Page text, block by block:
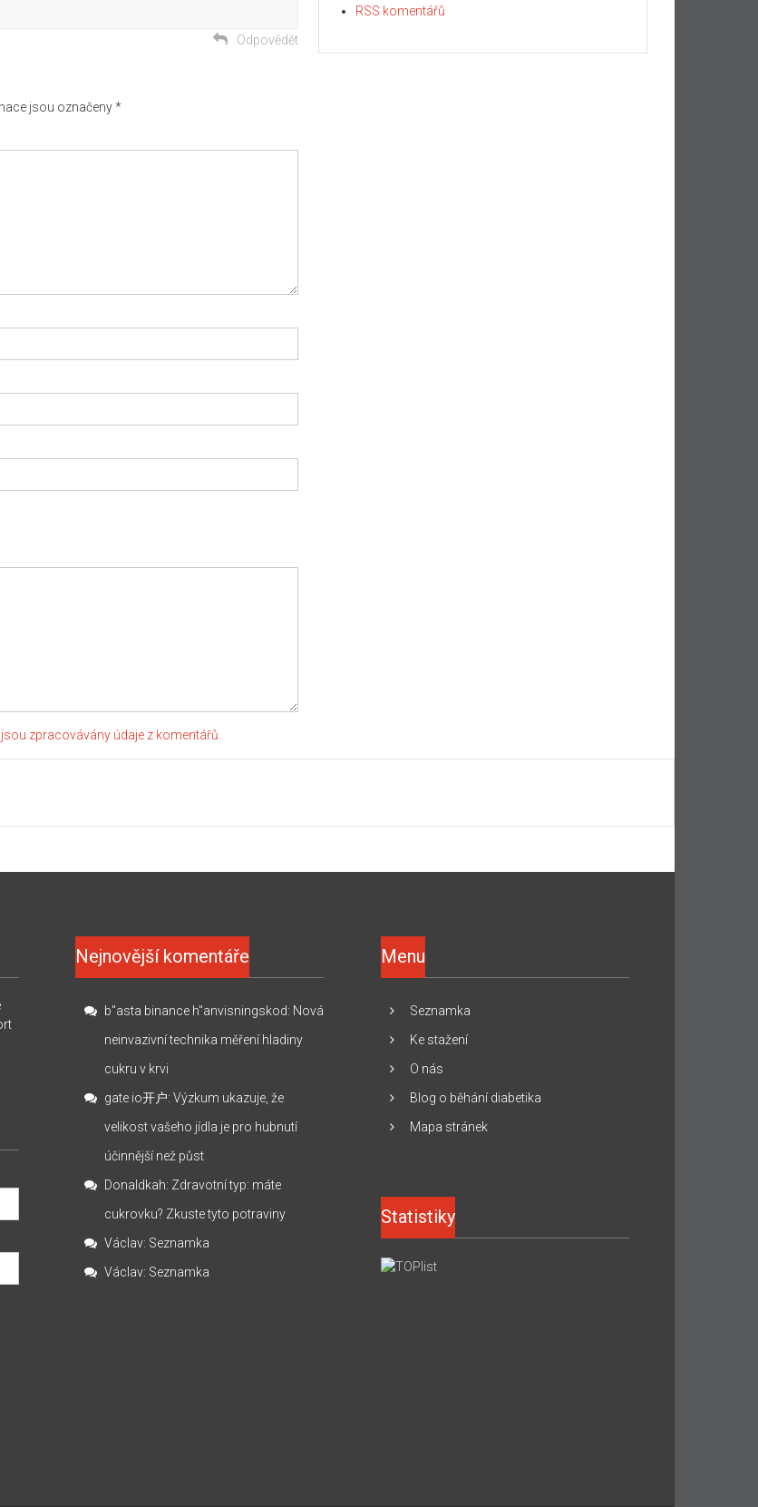
Odpovědět
jsou označeny*
zpracovávány údaje z komentářů.
RSS komentářů
Nejnovější komentáře
b"asta binance h"anvisningskod: Nová
neinvazivní technika měření hladiny
cukru v krvi
gate io开户:Výzkum ukazuje, že
velikost vašeho jídla je pro hubnutí
účinnější než půst
Donaldkah: Zdravotní typ: máte
cukrovku? Zkuste tyto potraviny
Václav: Seznamka
Václav: Seznamka
Menu
Seznamka
Ke stažení
O nás
Blog o běhání diabetika
Mapa stránek
Statistiky